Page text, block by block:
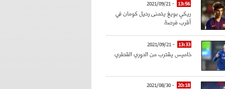
13:56
- 2021/09/21
ريكي بويغ يتمنى رحيل كومان في
أقرب فرصة
13:33
- 2021/09/21
خاميس يقترب من الدوري القطري
20:18
- 2021/08/30